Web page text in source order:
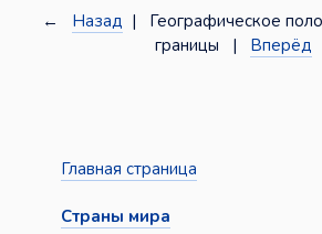
← Назад | Географическое
границы | Вперёд
Главная страница
Страны мира